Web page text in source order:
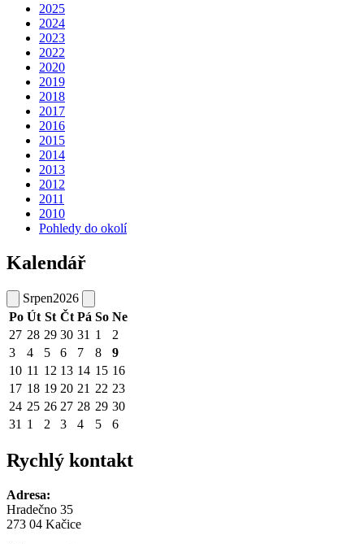
2025
2024
2023
2022
2020
2019
2018
2017
2016
2015
2014
2013
2012
2011
2010
Pohledy do okolí
Kalendář
Srpen2026
Po Út St Čt Pá So Ne
27 28 29 30 31 1
2
3
4 5 6 7 8
9
10 11 12 13 14 15 16
17 18 19 20 21 22 23
24 25 26 27 28 29 30
31 1 2 3 4 5 6
Rychlý kontakt
Adresa:
Hradečno 35
273 04 Kačice